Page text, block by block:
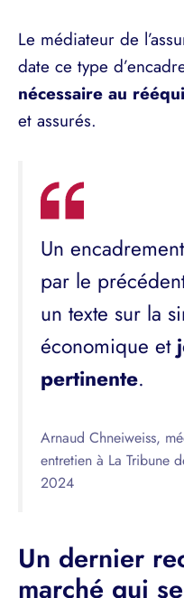
Le médiateur de
date ce type
nécessaire au
et assurés.
Un
par le
un texte sur la
économique et
pertinente.
Arnaud Chneiweiss,
entretien à La Tribune
2024
Un dernier
marché qui